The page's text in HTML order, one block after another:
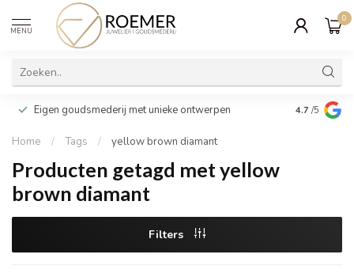
MENU
0
Eigen goudsmederij met unieke ontwerpen Wij
cadeau
4.7 /5
Home / Tags / yellow brown diamant
Producten getagd met yellow
brown diamant
Filters